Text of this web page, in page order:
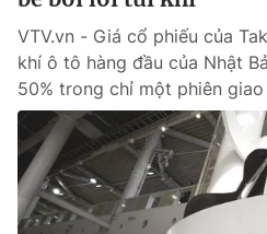
VTV.vn - Giá cổ phiếu của
khí ô tô hàng đầu của Nhật
50% trong chỉ một phiên giao